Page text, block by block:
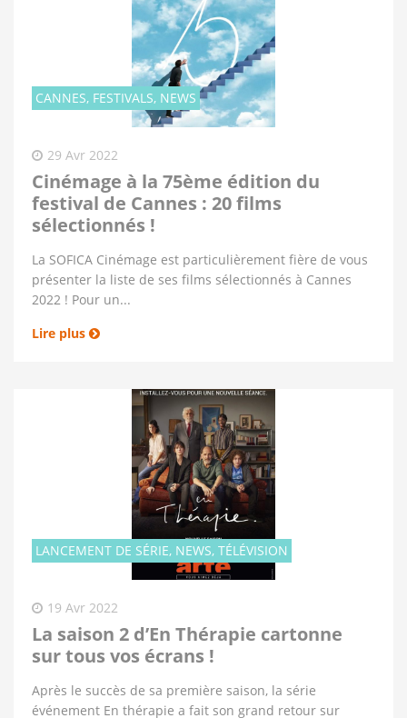
CANNES, FESTIVALS, NEWS
29 Avr 2022
Cinémage à la 75ème édition du
festival de Cannes : 20 films
sélectionnés !
La SOFICA Cinémage est particulièrement fière de vous
présenter la liste de ses films sélectionnés à Cannes
2022 ! Pour un...
Lire plus
LANCEMENT DE SÉRIE, NEWS, TÉLÉVISION
19 Avr 2022
La saison 2 d’En Thérapie cartonne
sur tous vos écrans !
Après le succès de sa première saison, la série
événement En thérapie a fait son grand retour sur